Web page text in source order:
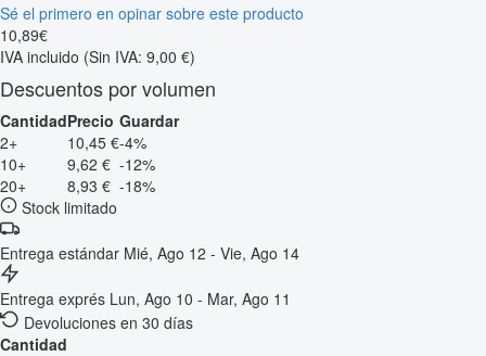
Sé el primero en opinar sobre este producto
10,89€
IVA incluido (Sin IVA: 9,00 €)
Descuentos por volumen
CantidadPrecio Guardar
2+
10,45 €-4%
10+
9,62 € -12%
20+
8,93 € -18%
Stock limitado
Entrega estándar Mié, Ago 12 - Vie, Ago 14
Entrega exprés Lun, Ago 10 - Mar, Ago 11
Devoluciones en 30 días
Cantidad